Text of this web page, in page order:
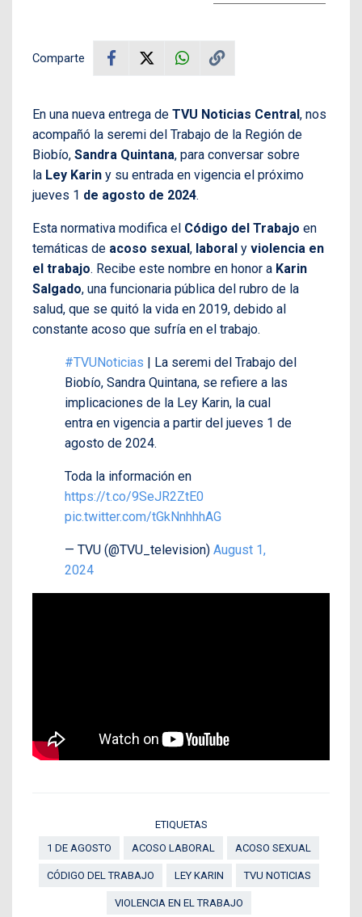
Comparte
En una nueva entrega de TVU Noticias Central, nos
acompañó la seremi del Trabajo de la Región de
Biobío, Sandra Quintana, para conversar sobre
la Ley Karin y su entrada en vigencia el próximo
jueves 1 de agosto de 2024.
Esta normativa modifica el Código del Trabajo en
temáticas de acoso sexual, laboral y violencia en
el trabajo. Recibe este nombre en honor a Karin
Salgado, una funcionaria pública del rubro de la
salud, que se quitó la vida en 2019, debido al
constante acoso que sufría en el trabajo.
#TVUNoticias | La seremi del Trabajo del
Biobío, Sandra Quintana, se refiere a las
implicaciones de la Ley Karin, la cual
entra en vigencia a partir del jueves 1 de
agosto de 2024.
Toda la información en
https://t.co/9SeJR2ZtE0
pic.twitter.com/tGkNnhhhAG
— TVU (@TVU_television) August 1,
2024
ETIQUETAS
1 DE AGOSTO
ACOSO LABORAL ACOSO SEXUAL
CÓDIGO DEL TRABAJO LEY KARIN TVU NOTICIAS
VIOLENCIA EN EL TRABAJO